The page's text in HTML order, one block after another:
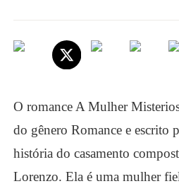
O romance A Mulher
do gêneroRomance e escrito
história do casamento
Lorenzo. Ela é uma mulher